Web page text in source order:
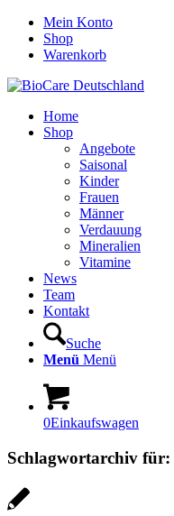
Mein Konto
Shop
Warenkorb
Home
Shop
Angebote
Saisonal
Kinder
Frauen
Männer
Verdauung
Mineralien
Vitamine
News
Team
Kontakt
Suche
Menü Menü
0Einkaufswagen
Schlagwortarchiv für: